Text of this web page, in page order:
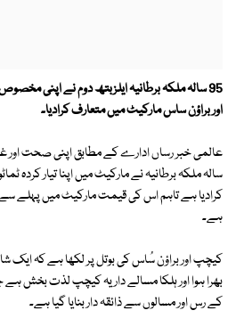
95 سالہ ملکہ برطانیہ ایلزبتھ دوم نے اپنی
اور براؤن ساس مارکیٹ میں متعارف کرادیا۔
سالہ ملکہ برطانیہ نے مارکیٹ میں اپنا تیار کردہ
کرادیا ہے تاہم اس کی قیمت مارکیٹ میں پہلے سے
ہے۔
کیچپ اور براؤن سُاس کی بوتل پر لکھا ہے کہ ایک
بھرا ہوا اور ہلکا مسالے دار یہ کیچپ لذت بخش
کے رس اور مسالوں سے ذائقہ دار بنایا گیا ہے۔